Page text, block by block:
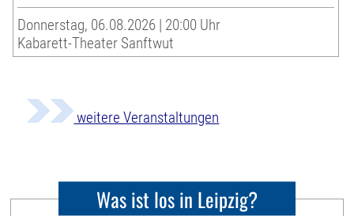
Donnerstag, 06.08.2026 | 20:00 Uhr
Kabarett-Theater Sanftwut
weitere Veranstaltungen
Was ist los in Leipzig?